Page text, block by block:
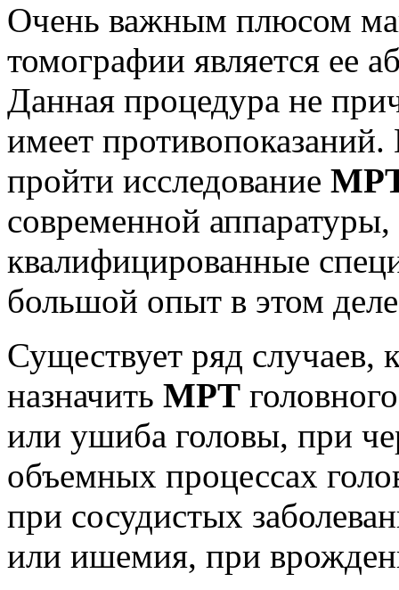
Очень важным плюсом
томографии является ее
Данная процедура не
имеет
пройти исследование
современной
квалифицированные
большой опыт в этом
Существует ряд случаев,
назначить МРТ
или ушиба головы, при
объемных процессах
при сосудистых
или ишемия, при